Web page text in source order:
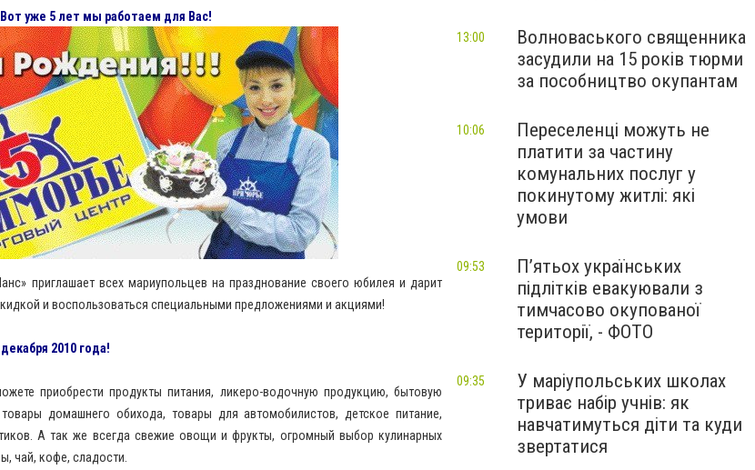
Вот уже 5 лет мы работаем для Вас!
приглашает всех мариупольцев на празднование своего юбилея и дарит
и воспользоваться специальными предложениями и акциями!
2010 года!
приобрести продукты питания, ликеро-водочную продукцию, бытовую
домашнего обихода, товары для автомобилистов, детское питание,
А так же всегда свежие овощи и фрукты, огромный выбор кулинарных
чай, кофе, сладости.
Волноваського священника
засудили на 15 років тюрми
за пособництво окупантам
13:00
Переселенці можуть не
платити за частину
комунальних послуг у
покинутому житлі: які
умови
10:06
П’ятьох українських
підлітків евакуювали з
тимчасово окупованої
території, - ФОТО
09:53
У маріупольських школах
триває набір учнів: як
навчатимуться діти та куди
звертатися
09:35